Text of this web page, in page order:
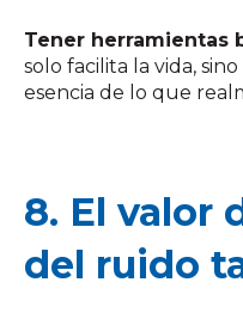
Tener herramientas
solo facilita la vida,
esencia de lo que
8. El valor
del ruido